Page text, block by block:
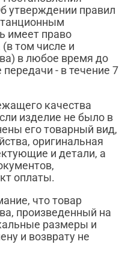
утверждении правил
имеет право
(в том числе и
в любое время до
- в течение 7
качества
изделие не было в
его товарный вид,
оригинальная
и детали, а
оплаты.
что товар
произведенный на
размеры и
и возврату не